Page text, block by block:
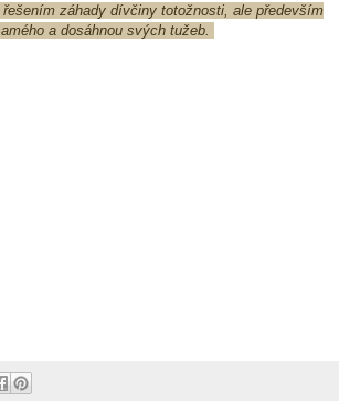
záhady dívčiny totožnosti, ale především
a dosáhnou svých tužeb.